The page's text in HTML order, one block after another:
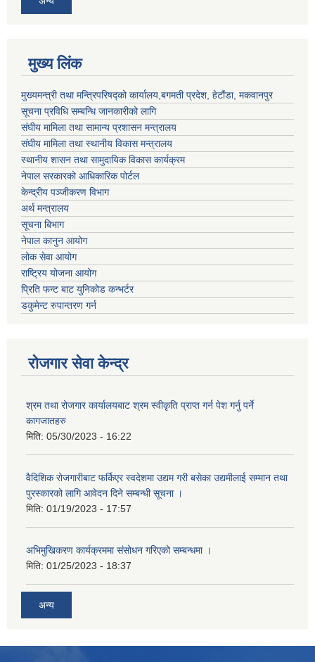
मुख्य लिंक
मुख्यमन्त्री तथा मन्त्रिपरिषद्को कार्यालय,बगमती प्रदेश, हेटौंडा, मकवानपुर
सूचना प्रविधि सम्बन्धि जानकारीको लागि
संघीय मामिला तथा सामान्य प्रशासन मन्त्रालय
संघीय मामिला तथा स्थानीय विकास मन्त्रालय
स्थानीय शासन तथा सामुदायिक विकास कार्यक्रम
नेपाल सरकारको आधिकारिक पोर्टल
केन्द्रीय पञ्जीकरण विभाग
अर्थ मन्त्रालय
सूचना बिभाग
नेपाल कानुन आयोग
लोक सेवा आयोग
राष्ट्रिय योजना आयोग
प्रिति फन्ट बाट युनिकोड कन्भर्टर
डकुमेन्ट रुपान्तरण गर्न
रोजगार सेवा केन्द्र
श्रम तथा रोजगार कार्यालयबाट श्रम स्वीकृति प्राप्त गर्न पेश गर्नु पर्ने
कागजातहरु
मिति: 05/30/2023 - 16:22
वैदिशिक रोजगारीबाट फर्किएर स्वदेशमा उद्यम गरी बसेका उद्यमीलाई सम्मान तथा
पुरस्कारको लागि आवेदन दिने सम्बन्धी सूचना ।
मिति: 01/19/2023 - 17:57
अभिमुखिकरण कार्यक्रममा संसोधन गरिएको सम्बन्धमा ।
मिति: 01/25/2023 - 18:37
अन्य